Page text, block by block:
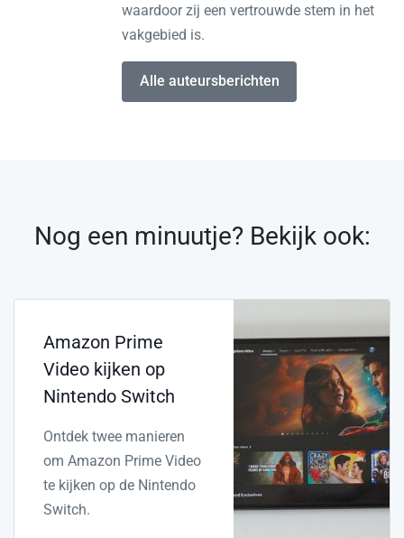
waardoor zij een vertrouwde stem in het
vakgebied is.
Alle auteursberichten
Nog een minuutje? Bekijk ook:
Amazon Prime
Video kijken op
Nintendo Switch
Ontdek twee manieren
om Amazon Prime Video
te kijken op de Nintendo
Switch.